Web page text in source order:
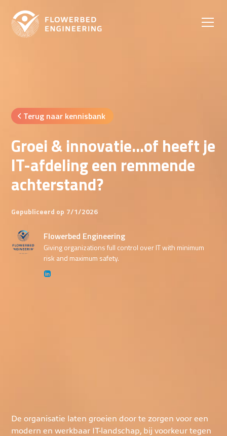
Terug naar kennisbank
Groei & innovatie…of heeft je
IT-afdeling een remmende
achterstand?
Gepubliceerd op 7/1/2026
Flowerbed Engineering
Giving organizations full control over IT with minimum
risk and maximum safety.
De organisatie laten groeien door te zorgen voor een
modern en werkbaar IT-landschap, bij voorkeur tegen